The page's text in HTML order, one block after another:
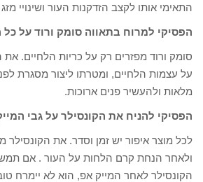
התאימי אותו לקצב הזדקנות העור ושינויי
הפסיקי למרוח בתאווה סומק ורוד על כל
סומק ורוד מפזרים רק על כריות הלחיים.
על עצמות הלחיים, ומטרתו ליצור מסגרת
מלאות ולהעשיר פנים ארוכות.
הפסיקי להניח את הקונסילר על גבי
לכל מוצר איפור יש זמן וסדר. את הקונסילר
ולאחר הנחת קרם הלחות על העור . אם
הקונסילר לאחר המייק אפ, הוא לא יימרח